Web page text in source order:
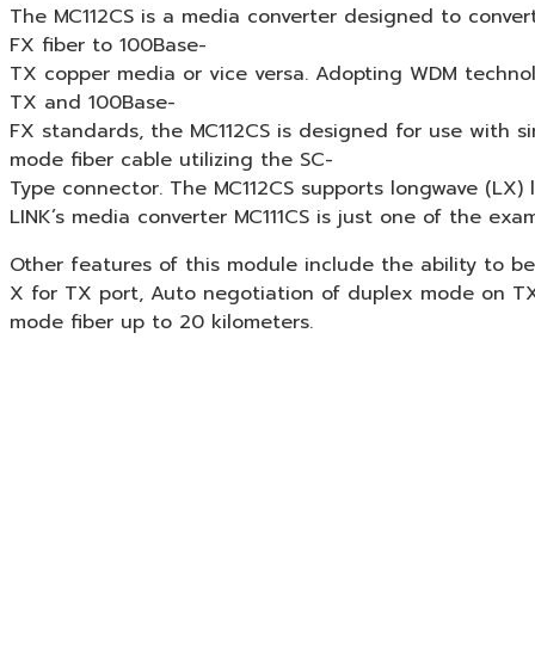
The MC112CS is a media converter designed to
FX fiber to 100Base-
TX copper media or vice versa. Adopting WDM
TX and 100Base-
FX standards, the MC112CS is designed for use with
mode fiber cable utilizing the SC-
Type connector. The MC112CS supports longwave
LINK’s media converter MC111CS is just one of the
Other features of this module include the ability to
X for TX port, Auto negotiation of duplex mode on
mode fiber up to 20 kilometers.